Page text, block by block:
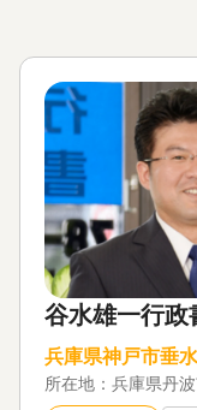
谷水雄一行政
兵庫県神戸市垂
所在地： 兵庫県丹